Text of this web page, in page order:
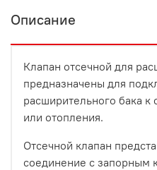
Описание
Клапан отсечной для
предназначены для
расширительного бака
или отопления.
Отсечной клапан
соединение с запорным